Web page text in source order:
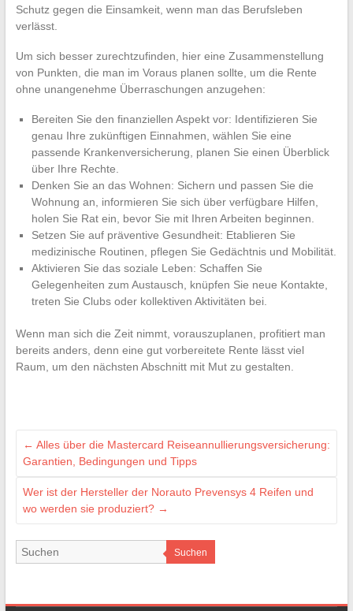
Schutz gegen die Einsamkeit, wenn man das Berufsleben
verlässt.
Um sich besser zurechtzufinden, hier eine Zusammenstellung
von Punkten, die man im Voraus planen sollte, um die Rente
ohne unangenehme Überraschungen anzugehen:
Bereiten Sie den finanziellen Aspekt vor: Identifizieren Sie
genau Ihre zukünftigen Einnahmen, wählen Sie eine
passende Krankenversicherung, planen Sie einen Überblick
über Ihre Rechte.
Denken Sie an das Wohnen: Sichern und passen Sie die
Wohnung an, informieren Sie sich über verfügbare Hilfen,
holen Sie Rat ein, bevor Sie mit Ihren Arbeiten beginnen.
Setzen Sie auf präventive Gesundheit: Etablieren Sie
medizinische Routinen, pflegen Sie Gedächtnis und Mobilität.
Aktivieren Sie das soziale Leben: Schaffen Sie
Gelegenheiten zum Austausch, knüpfen Sie neue Kontakte,
treten Sie Clubs oder kollektiven Aktivitäten bei.
Wenn man sich die Zeit nimmt, vorauszuplanen, profitiert man
bereits anders, denn eine gut vorbereitete Rente lässt viel
Raum, um den nächsten Abschnitt mit Mut zu gestalten.
← Alles über die Mastercard Reiseannullierungsversicherung:
Garantien, Bedingungen und Tipps
Wer ist der Hersteller der Norauto Prevensys 4 Reifen und
wo werden sie produziert? →
Suchen